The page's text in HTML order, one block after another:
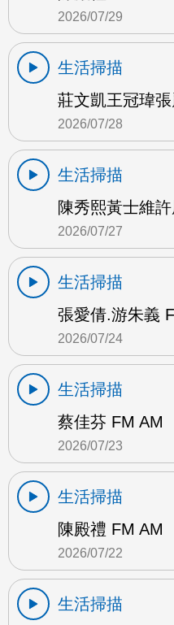
2026/07/29
生活掃描
莊文凱王冠瑋
2026/07/28
生活掃描
陳秀熙黃士維
2026/07/27
生活掃描
張愛倩.游朱義
2026/07/24
生活掃描
蔡佳芬 FM AM
2026/07/23
生活掃描
陳殿禮 FM AM
2026/07/22
生活掃描